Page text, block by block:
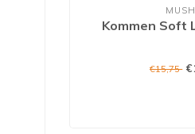
Kommen Soft
€15,75